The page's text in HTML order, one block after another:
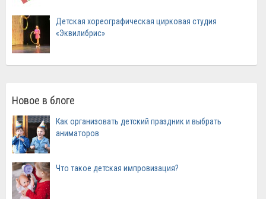
Детская хореографическая цирковая студия
«Эквилибрис»
Новое в блоге
Как организовать детский праздник и выбрать
аниматоров
Что такое детская импровизация?